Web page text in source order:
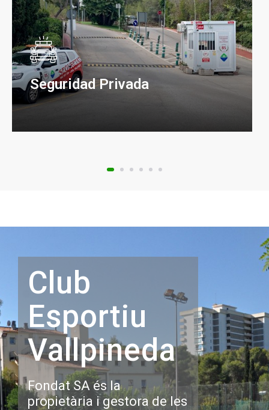
Seguridad Privada
Club
Esportiu
Vallpineda
Fondat SA és la
propietària i gestora de les